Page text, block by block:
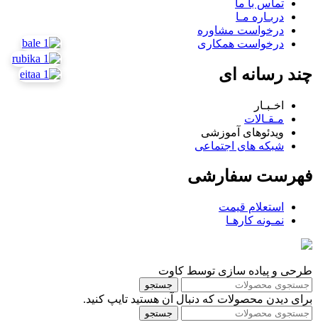
تماس با ما
دربـاره مـا
درخواست مشاوره
درخواست همکاری
چند رسانه ای
اخـبـار
مـقـالات
ویدئوهای آموزشی
شبکه های اجتماعی
فهرست سفارشی
استعلام قیمت
نمـونه کارهـا
طرحی و پیاده سازی توسط کاوت
جستجو
برای دیدن محصولات که دنبال آن هستید تایپ کنید.
جستجو